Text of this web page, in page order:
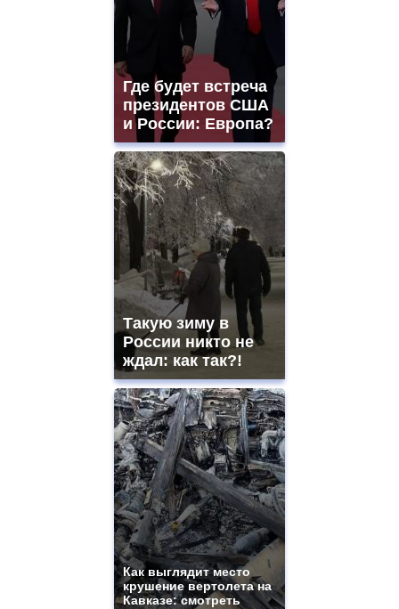
Где будет встреча
президентов США
и России: Европа?
Такую зиму в
России никто не
ждал: как так?!
Как выглядит место
крушение вертолета на
Кавказе: смотреть